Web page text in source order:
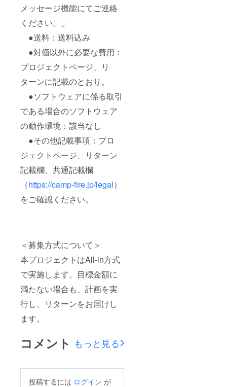
メッセージ機能にてご連絡
ください。」
●送料：送料込み
●対価以外に必要な費用：
プロジェクトページ、リ
ターンに記載のとおり。
●ソフトウェアに係る取引
である場合のソフトウェア
の動作環境：該当なし
●その他記載事項：プロ
ジェクトページ、リターン
記載欄、共通記載欄
（https://camp-fire.jp/legal）
をご確認ください。
＜募集方式について＞
本プロジェクトはAll-in方式
で実施します。目標金額に
満たない場合も、計画を実
行し、リターンをお届けし
ます。
コメント もっと見る
投稿するには ログイン が